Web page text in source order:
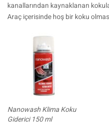
kanallarından kaynaklanan
Araç içerisinde hoş bir koku
Nanowash Klima Koku
Giderici 150 ml